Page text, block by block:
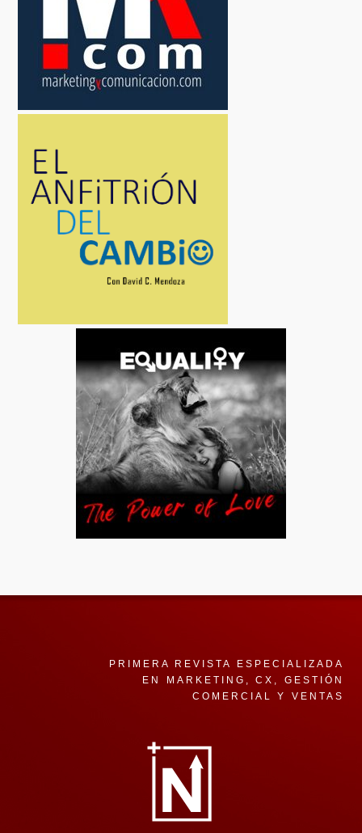
PRIMERA REVISTA ESPECIALIZADA
EN MARKETING, CX, GESTIÓN
COMERCIAL Y VENTAS